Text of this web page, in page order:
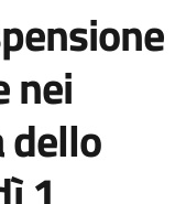
nei
dello